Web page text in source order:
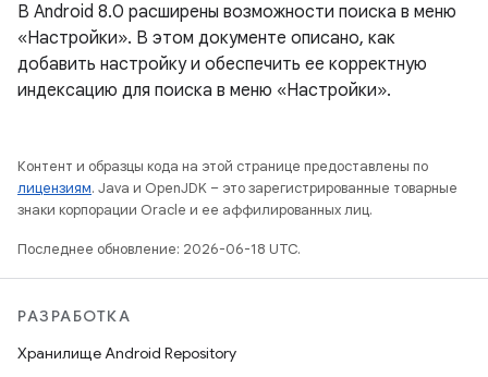
В Android 8.0 расширены возможности поиска в меню
«Настройки». В этом документе описано, как
добавить настройку и обеспечить ее корректную
индексацию для поиска в меню «Настройки».
Контент и образцы кода на этой странице предоставлены по
лицензиям. Java и OpenJDK – это зарегистрированные товарные
знаки корпорации Oracle и ее аффилированных лиц.
Последнее обновление: 2026-06-18 UTC.
РАЗРАБОТКА
Хранилище Android Repository